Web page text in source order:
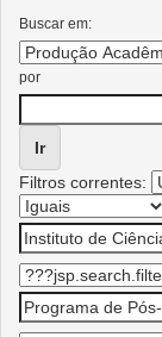
Buscar em:
por
Filtros correntes: